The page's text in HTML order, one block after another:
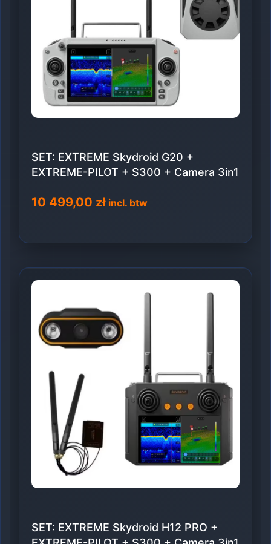
SET: EXTREME Skydroid G20 +
EXTREME-PILOT + S300 + Camera 3in1
10 499,00 zł incl. btw
SET: EXTREME Skydroid H12 PRO +